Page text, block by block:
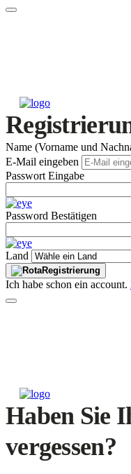
Name (Vorname und
E-Mail eingeben
Passwort Eingabe
Password Bestätigen
Land
Registrierung
Ich habe schon ein account.
Haben Sie
vergessen?